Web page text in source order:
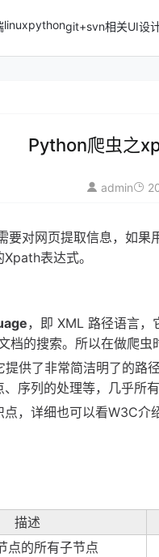
linuxpythongit+svn相关UI设
Python爬虫之
admin
对网页提取信息，如
表达式。
，即 XML 路径语言，
的搜索。所以在做爬虫
供了非常简洁明了的路
序列的处理等，几乎所
，详细也可以看W3C介绍
描述
点的所有子节点